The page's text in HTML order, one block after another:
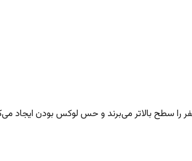
را سطح بالاتر می‌برند و حس لوکس بودن ایجاد